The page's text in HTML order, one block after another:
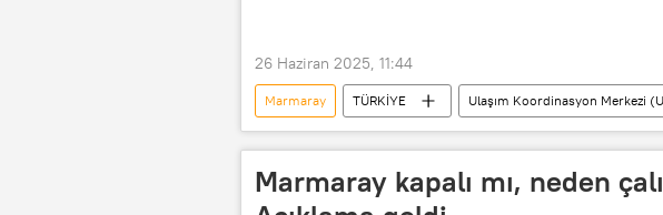
26 Haziran 2025, 11:44
Marmaray TÜRKİYE
Ulaşım Koordinasyon Merkezi
İstanbul Büyükşehir Belediyesi (İBB)
Toplu taşıma
Marmaray kapalı mı, neden